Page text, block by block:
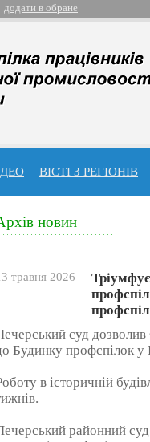
додати в обране
ВІСТІ З РЕГІОНІВ
новин
травня 2026
суд
Будинку профспілок у
в історичній
районний